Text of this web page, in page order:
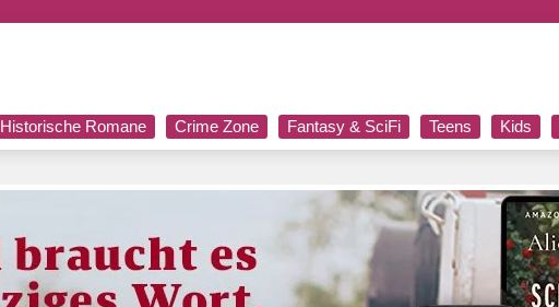
Historische Romane Crime Zone Fantasy & SciFi Teens Kids